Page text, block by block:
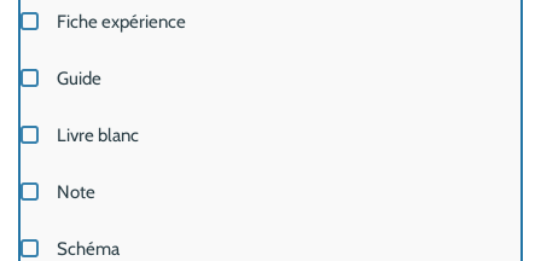
Fiche expérience
Guide
Livre blanc
Note
Schéma